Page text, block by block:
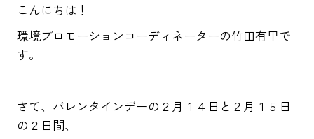
こんにちは！
環境プロモーションコーディネーターの竹田有里で
す。
さて、バレンタインデーの２月１４日と２月１５日
の２日間、